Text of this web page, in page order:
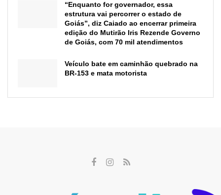
“Enquanto for governador, essa
estrutura vai percorrer o estado de
Goiás”, diz Caiado ao encerrar primeira
edição do Mutirão Iris Rezende Governo
de Goiás, com 70 mil atendimentos
Veículo bate em caminhão quebrado na
BR-153 e mata motorista